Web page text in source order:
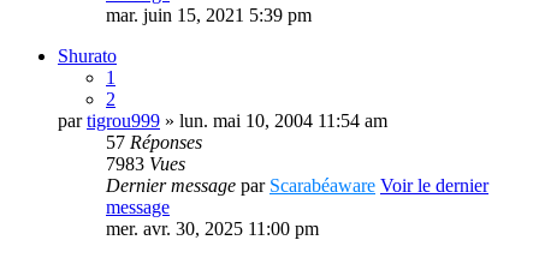
mar. juin 15, 2021 5:39 pm
Shurato
1
2
partigrou999 » lun. mai 10, 2004 11:54 am
57 Réponses
7983 Vues
Dernier message par Scarabéaware Voir le dernier
message
mer. avr. 30, 2025 11:00 pm